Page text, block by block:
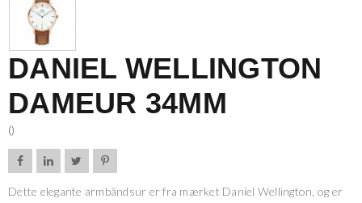
DANIEL WELLINGTON
DAMEUR 34MM
()
   
Dette elegante armbåndsur er fra mærket Daniel Wellington, og er